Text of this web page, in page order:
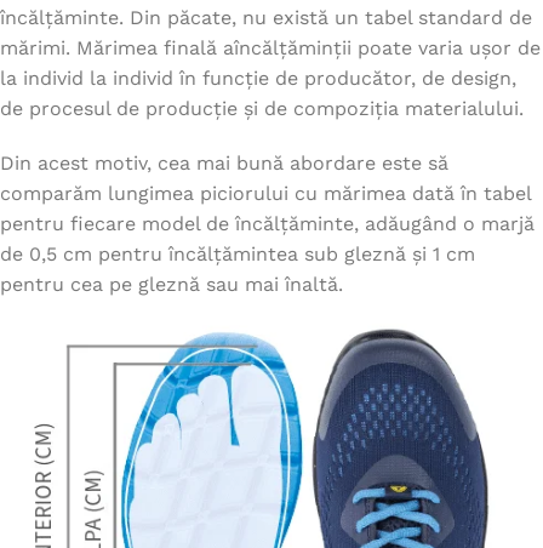
încălțăminte. Din păcate, nu există un tabel standard de
mărimi. Mărimea finală aîncălțăminții poate varia ușor de
la individ la individ în funcție de producător, de design,
de procesul de producție și de compoziția materialului.
Din acest motiv, cea mai bună abordare este să
comparăm lungimea piciorului cu mărimea dată în tabel
pentru fiecare model de încălțăminte, adăugând o marjă
de 0,5 cm pentru încălțămintea sub gleznă și 1 cm
pentru cea pe gleznă sau mai înaltă.